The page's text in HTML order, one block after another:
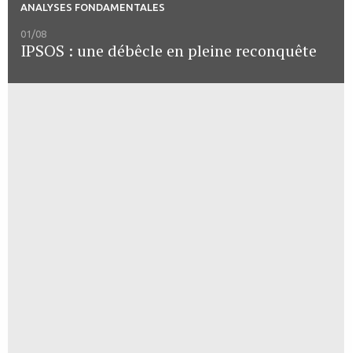
ANALYSES FONDAMENTALES
01/08
IPSOS : une débêcle en pleine reconquête